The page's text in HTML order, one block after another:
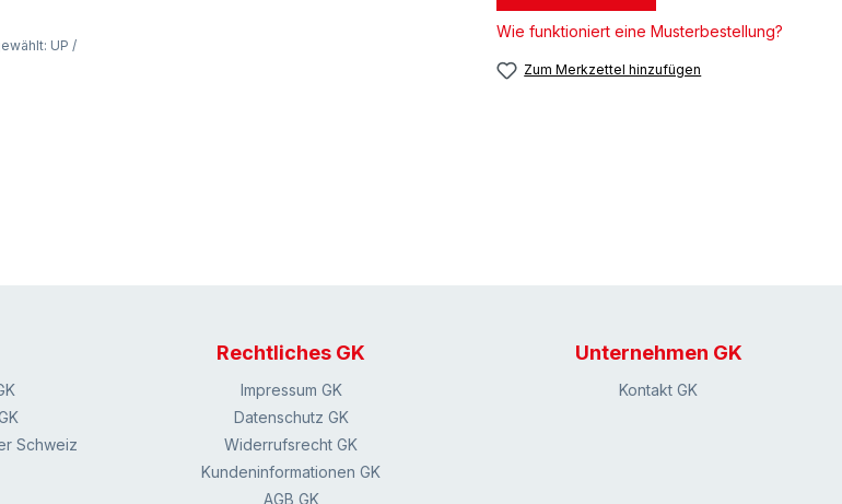
UP /
Wie funktioniert eine Musterbestellung?
Zum Merkzettel hinzufügen
Schweiz
Rechtliches GK
Impressum GK
Datenschutz GK
Widerrufsrecht GK
Kundeninformationen GK
AGB GK
Unternehmen GK
Kontakt GK